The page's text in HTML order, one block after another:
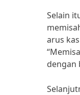
Selain
arus
dengan